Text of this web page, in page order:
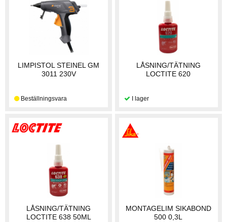
LIMPISTOL STEINEL GM
3011 230V
LÅSNING/TÄTNING
LOCTITE 620
LÅSNING/TÄTNING
LOCTITE 638 50ML
MONTAGELIM SIKABOND
500 0,3L